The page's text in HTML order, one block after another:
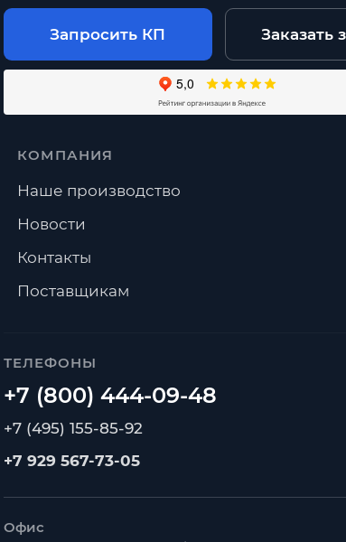
Запросить КП Заказать
ТЕЛЕФОНЫ
+7 (495) 155-85-92
+7 929 567-73-05
Офис
КОМПАНИЯ
Наше производство
Новости
Контакты
Поставщикам